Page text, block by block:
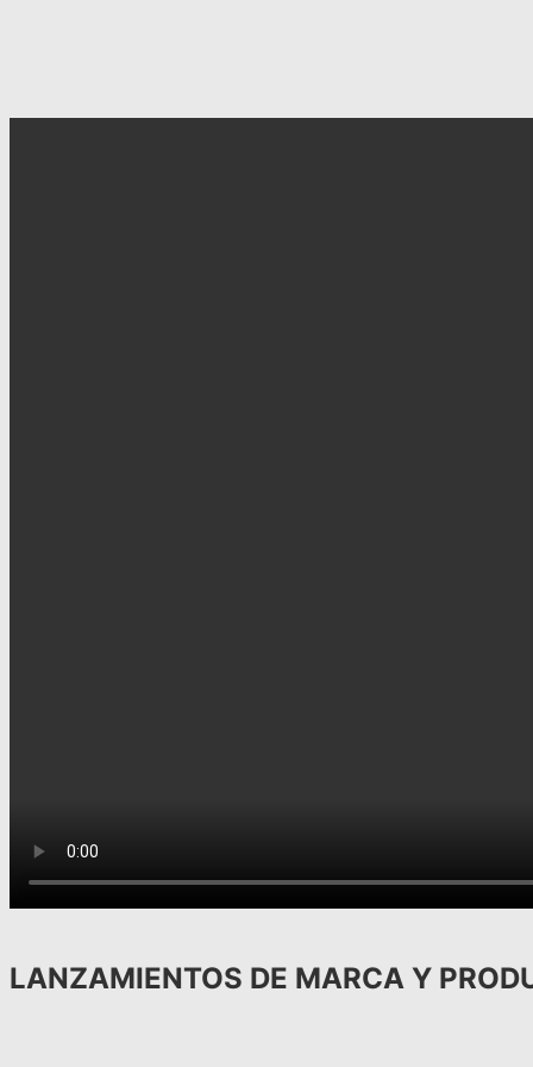
LANZAMIENTOS DE MARCA Y